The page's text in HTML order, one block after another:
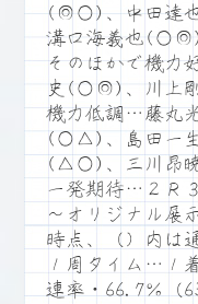
(◎○)、中田達
溝口海義也
そのほかで機
史(○◎)、川上
機力低調…藤丸
(○△)、島田一
(△○)、三川昂
一発期待…２Ｒ
～オリジナル展
時点、（）内は
１周タイム…１
連率・66.7％（